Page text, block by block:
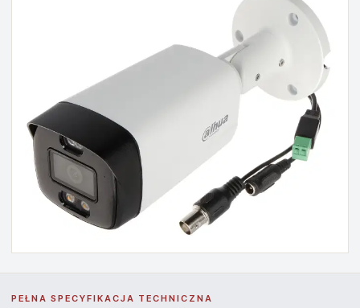
PEŁNA SPECYFIKACJA TECHNICZNA